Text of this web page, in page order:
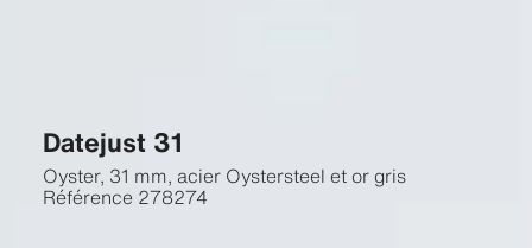
Datejust 31
Oyster, 31 mm, acier Oystersteel et or gris
Référence 278274